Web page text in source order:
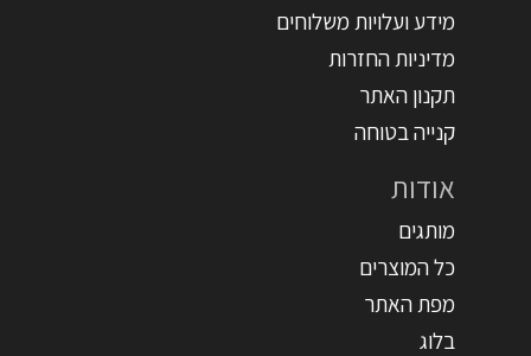
מידע ועלויות משלוחים
מדיניות החזרות
תקנון האתר
קנייה בטוחה
אודות
מותגים
כל המוצרים
מפת האתר
בלוג